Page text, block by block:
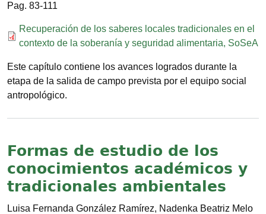
83-111
Documento
Recuperación de los saberes locales tradicionales en el
contexto de la soberanía y seguridad alimentaria, SoSeA
Este capítulo contiene los avances logrados durante la
etapa de la salida de campo prevista por el equipo social
antropológico.
Formas de estudio de los
conocimientos académicos y
tradicionales ambientales
Luisa Fernanda González Ramírez, Nadenka Beatriz Melo